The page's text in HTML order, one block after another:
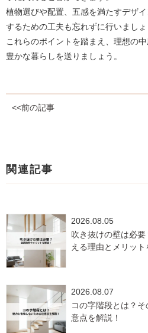
植物選びや配置、五感を満たすデザ
するための工夫も忘れずに行いましょ
これらのポイントを踏まえ、理想の
豊かな暮らしを送りましょう。
<<前の記事
関連記事
2026.08.05
吹き抜けの壁は必
える理由とメリット
2026.08.07
コの字階段とは？
意点を解説！